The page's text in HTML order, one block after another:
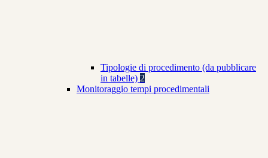
Tipologie di procedimento (da pubblicare
in tabelle) 2
Monitoraggio tempi procedimentali